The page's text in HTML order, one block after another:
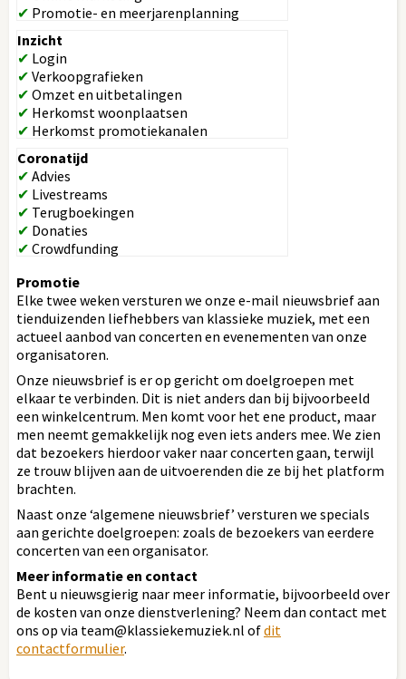
✔ Promotie- en meerjarenplanning
Inzicht
✔ Login
✔ Verkoopgrafieken
✔ Omzet en uitbetalingen
✔ Herkomst woonplaatsen
✔ Herkomst promotiekanalen
Coronatijd
✔ Advies
✔ Livestreams
✔ Terugboekingen
✔ Donaties
✔ Crowdfunding
Promotie
Elke twee weken versturen we onze e-mail nieuwsbrief aan
tienduizenden liefhebbers van klassieke muziek, met een
actueel aanbod van concerten en evenementen van onze
organisatoren.
Onze nieuwsbrief is er op gericht om doelgroepen met
elkaar te verbinden. Dit is niet anders dan bij bijvoorbeeld
een winkelcentrum. Men komt voor het ene product, maar
men neemt gemakkelijk nog even iets anders mee. We zien
dat bezoekers hierdoor vaker naar concerten gaan, terwijl
ze trouw blijven aan de uitvoerenden die ze bij het platform
brachten.
Naast onze ‘algemene nieuwsbrief’ versturen we specials
aan gerichte doelgroepen: zoals de bezoekers van eerdere
concerten van een organisator.
Meer informatie en contact
Bent u nieuwsgierig naar meer informatie, bijvoorbeeld over
de kosten van onze dienstverlening? Neem dan contact met
ons op via team@klassiekemuziek.nl ofdit
contactformulier.